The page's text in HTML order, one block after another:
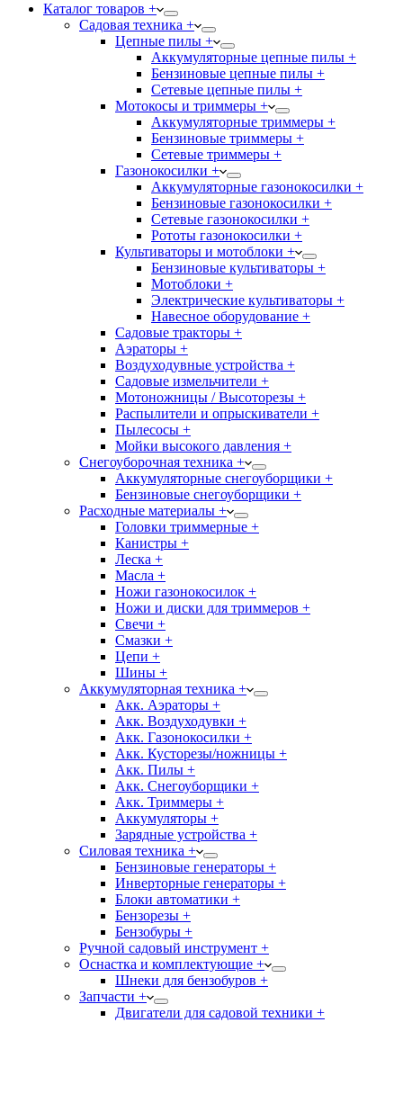
Каталог товаров +
Садовая техника +
Цепные пилы +
Аккумуляторные цепные пилы +
Бензиновые цепные пилы +
Сетевые цепные пилы +
Мотокосы и триммеры +
Аккумуляторные триммеры +
Бензиновые триммеры +
Сетевые триммеры +
Газонокосилки +
Аккумуляторные газонокосилки +
Бензиновые газонокосилки +
Сетевые газонокосилки +
Рототы газонокосилки +
Культиваторы и мотоблоки +
Бензиновые культиваторы +
Мотоблоки +
Электрические культиваторы +
Навесное оборудование +
Садовые тракторы +
Аэраторы +
Воздуходувные устройства +
Садовые измельчители +
Мотоножницы / Высоторезы +
Распылители и опрыскиватели +
Пылесосы +
Мойки высокого давления +
Снегоуборочная техника +
Аккумуляторные снегоуборщики +
Бензиновые снегоуборщики +
Расходные материалы +
Головки триммерные +
Канистры +
Леска +
Масла +
Ножи газонокосилок +
Ножи и диски для триммеров +
Свечи +
Смазки +
Цепи +
Шины +
Аккумуляторная техника +
Акк. Аэраторы +
Акк. Воздуходувки +
Акк. Газонокосилки +
Акк. Кусторезы/ножницы +
Акк. Пилы +
Акк. Снегоуборщики +
Акк. Триммеры +
Аккумуляторы +
Зарядные устройства +
Силовая техника +
Бензиновые генераторы +
Инверторные генераторы +
Блоки автоматики +
Бензорезы +
Бензобуры +
Ручной садовый инструмент +
Оснастка и комплектующие +
Шнеки для бензобуров +
Запчасти +
Двигатели для садовой техники +